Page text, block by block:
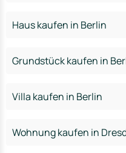
Haus kaufen in Berlin
Grundstück kaufen in
Villa kaufen in Berlin
Wohnung kaufen in